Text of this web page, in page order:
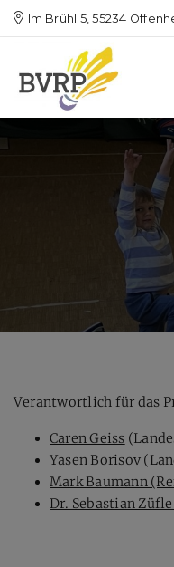
Im Brühl 5, 55234
Verantwortlich für das
Caren Geiss
Yasen Borisov
Mark Baumann
Dr. Sebastian